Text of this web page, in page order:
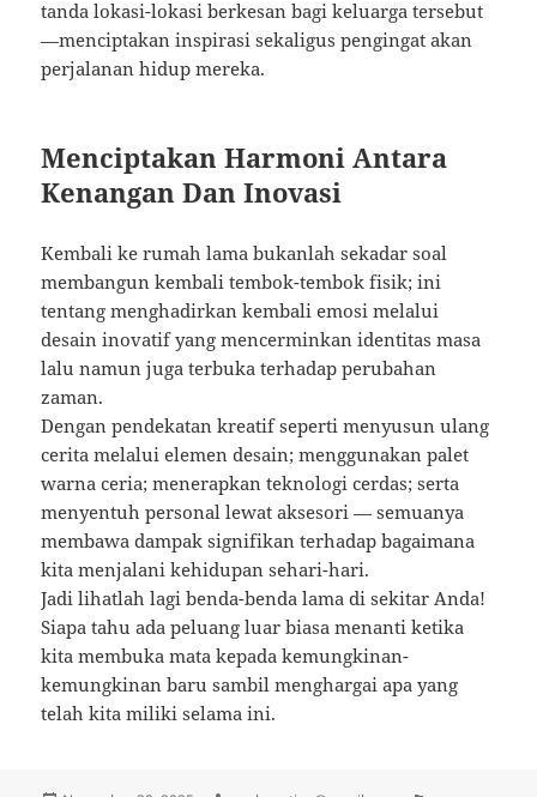
tanda lokasi-lokasi berkesan bagi keluarga tersebut
—menciptakan inspirasi sekaligus pengingat akan
perjalanan hidup mereka.
Menciptakan Harmoni Antara
Kenangan Dan Inovasi
Kembali ke rumah lama bukanlah sekadar soal
membangun kembali tembok-tembok fisik; ini
tentang menghadirkan kembali emosi melalui
desain inovatif yang mencerminkan identitas masa
lalu namun juga terbuka terhadap perubahan
zaman.
Dengan pendekatan kreatif seperti menyusun ulang
cerita melalui elemen desain; menggunakan palet
warna ceria; menerapkan teknologi cerdas; serta
menyentuh personal lewat aksesori — semuanya
membawa dampak signifikan terhadap bagaimana
kita menjalani kehidupan sehari-hari.
Jadi lihatlah lagi benda-benda lama di sekitar Anda!
Siapa tahu ada peluang luar biasa menanti ketika
kita membuka mata kepada kemungkinan-
kemungkinan baru sambil menghargai apa yang
telah kita miliki selama ini.